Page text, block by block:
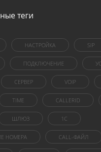
теги
НАСТРОЙКА SIP
ПОДКЛЮЧЕНИЕ
СЕРВЕР VOIP
TIME CALLERID
ШЛЮЗ 1C
НОМЕРА CALL-ФАЙЛ